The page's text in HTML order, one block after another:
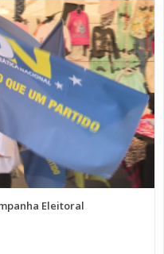
Eleitoral